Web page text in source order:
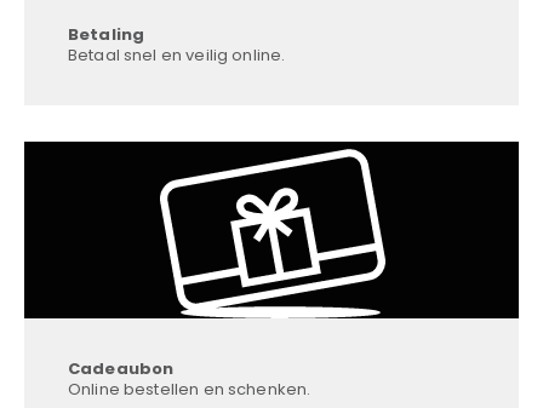
Betaling
Betaal snel en veilig online.
Cadeaubon
Online bestellen en schenken.